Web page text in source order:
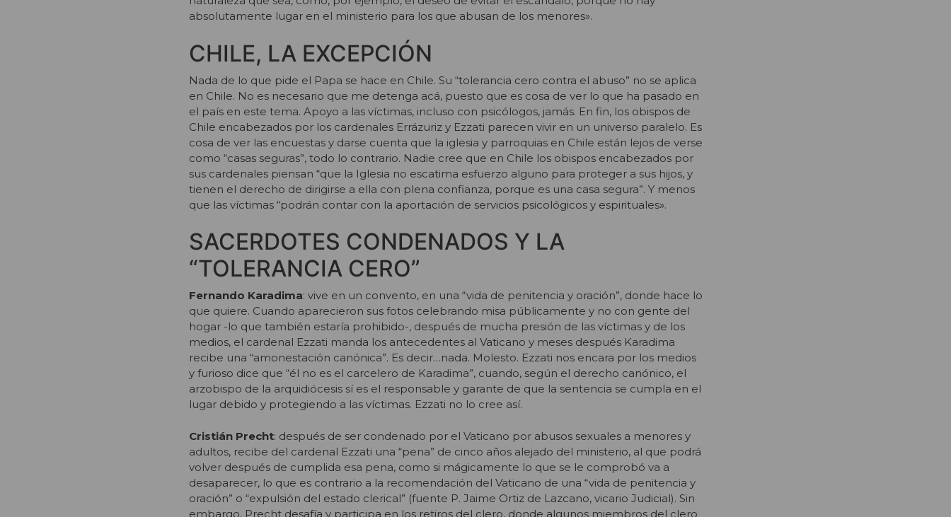
absolutamente lugar en el ministerio para los que abusan de los menores».
CHILE, LA EXCEPCIÓN
Nada de lo que pide el Papa se hace en Chile. Su “tolerancia cero contra el abuso” no se aplica
en Chile. No es necesario que me detenga acá, puesto que es cosa de ver lo que ha pasado en
el país en este tema. Apoyo a las víctimas, incluso con psicólogos, jamás. En fin, los obispos de
Chile encabezados por los cardenales Errázuriz y Ezzati parecen vivir en un universo paralelo. Es
cosa de ver las encuestas y darse cuenta que la iglesia y parroquias en Chile están lejos de verse
como “casas seguras”, todo lo contrario. Nadie cree que en Chile los obispos encabezados por
sus cardenales piensan “que la Iglesia no escatima esfuerzo alguno para proteger a sus hijos, y
tienen el derecho de dirigirse a ella con plena confianza, porque es una casa segura”. Y menos
que las víctimas “podrán contar con la aportación de servicios psicológicos y espirituales».
SACERDOTES CONDENADOS Y LA
“TOLERANCIA CERO”
Fernando Karadima: vive en un convento, en una “vida de penitencia y oración”, donde hace lo
que quiere. Cuando aparecieron sus fotos celebrando misa públicamente y no con gente del
hogar -lo que también estaría prohibido-, después de mucha presión de las víctimas y de los
medios, el cardenal Ezzati manda los antecedentes al Vaticano y meses después Karadima
recibe una “amonestación canónica”. Es decir…nada. Molesto. Ezzati nos encara por los medios
y furioso dice que “él no es el carcelero de Karadima”, cuando, según el derecho canónico, el
arzobispo de la arquidiócesis sí es el responsable y garante de que la sentencia se cumpla en el
lugar debido y protegiendo a las víctimas. Ezzati no lo cree así.
Cristián Precht: después de ser condenado por el Vaticano por abusos sexuales a menores y
adultos, recibe del cardenal Ezzati una “pena” de cinco años alejado del ministerio, al que podrá
volver después de cumplida esa pena, como si mágicamente lo que se le comprobó va a
desaparecer, lo que es contrario a la recomendación del Vaticano de una “vida de penitencia y
oración” o “expulsión del estado clerical” (fuente P. Jaime Ortiz de Lazcano, vicario Judicial). Sin
embargo, Precht desafía y participa en los retiros del clero, donde algunos miembros del clero